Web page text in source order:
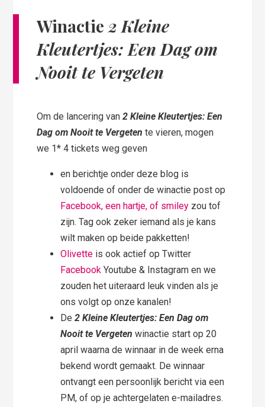
Winactie2 Kleine
Kleutertjes: Een Dag om
Nooit te Vergeten
Om de lancering van2 Kleine Kleutertjes: Een
Dag om Nooit te Vergeten te vieren, mogen
we 1* 4 tickets weg geven
en berichtje onder deze blog is
voldoende of onder de winactie post op
Facebook, een hartje, of smiley zou tof
zijn. Tag ook zeker iemand als je kans
wilt maken op beide pakketten!
Olivette is ook actief op Twitter
Facebook Youtube & Instagram en we
zouden het uiteraard leuk vinden als je
ons volgt op onze kanalen!
De2 Kleine Kleutertjes: Een Dag om
Nooit te Vergeten winactie start op 20
april waarna de winnaar in de week erna
bekend wordt gemaakt. De winnaar
ontvangt een persoonlijk bericht via een
PM, of op je achtergelaten e-mailadres.